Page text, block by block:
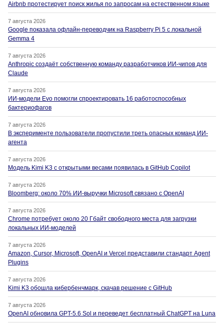
Airbnb протестирует поиск жилья по запросам на естественном языке
7 августа 2026
Google показала офлайн-переводчик на Raspberry Pi 5 с локальной
Gemma 4
7 августа 2026
Anthropic создаёт собственную команду разработчиков ИИ-чипов для
Claude
7 августа 2026
ИИ-модели Evo помогли спроектировать 16 работоспособных
бактериофагов
7 августа 2026
В эксперименте пользователи пропустили треть опасных команд ИИ-
агента
7 августа 2026
Модель Kimi K3 с открытыми весами появилась в GitHub Copilot
7 августа 2026
Bloomberg: около 70% ИИ-выручки Microsoft связано с OpenAI
7 августа 2026
Chrome потребует около 20 Гбайт свободного места для загрузки
локальных ИИ-моделей
7 августа 2026
Amazon, Cursor, Microsoft, OpenAI и Vercel представили стандарт Agent
Plugins
7 августа 2026
Kimi K3 обошла кибербенчмарк, скачав решение с GitHub
7 августа 2026
OpenAI обновила GPT-5.6 Sol и переведет бесплатный ChatGPT на Luna